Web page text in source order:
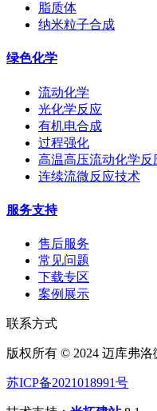
脂质体
纳米粒子合成
绿色化学
流动化学
光化学反应
有机电合成
过程强化
高温高压流动化学反
连续流微反应技术
服务支持
售后服务
常见问题
下载专区
案例展示
联系方式
版权所有 © 2024 迈库弗
苏ICP备2021018991号